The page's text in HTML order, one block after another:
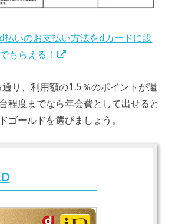
d払いのお支払い方法をdカードに設
もらえる！
り、利用額の1.5％のポイントが還
程度までなら年会費として出せると
ゴールドを選びましょう。